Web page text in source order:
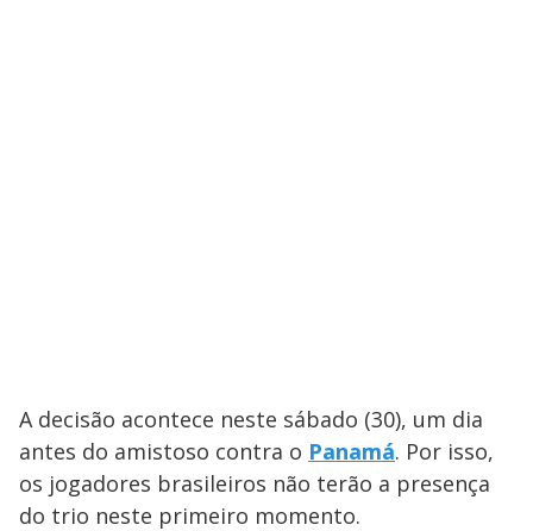
A decisão acontece neste sábado (30), um dia
antes do amistoso contra o Panamá. Por isso,
os jogadores brasileiros não terão a presença
do trio neste primeiro momento.